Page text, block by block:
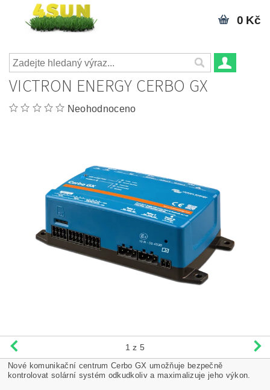
0 Kč
VICTRON ENERGY CERBO GX
Neohodnoceno
1 z 5
Nové komunikační centrum Cerbo GX umožňuje bezpečně
kontrolovat solární systém odkudkoliv a maximalizuje jeho výkon.